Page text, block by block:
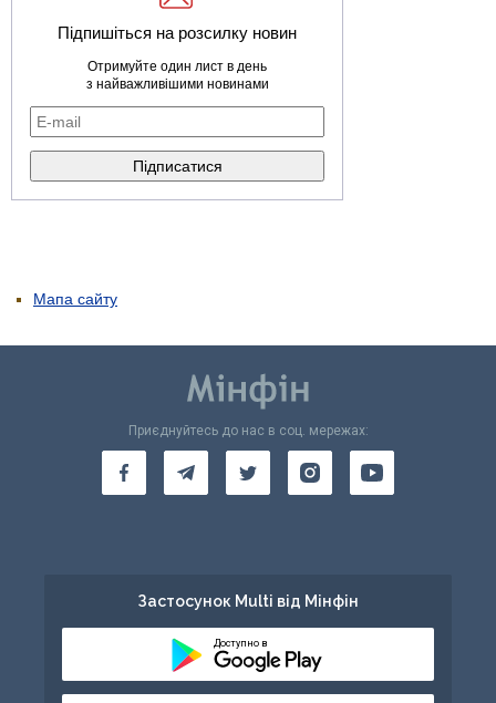
Підпишіться на розсилку новин
Отримуйте один лист в день
з найважливішими новинами
Мапа сайту
Приєднуйтесь до нас в соц. мережах:
Застосунок Multi від Мінфін
Доступно в